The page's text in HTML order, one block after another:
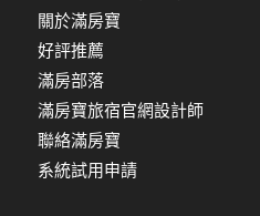
關於滿房寶
好評推薦
滿房部落
滿房寶旅宿官網設計師
聯絡滿房寶
系統試用申請